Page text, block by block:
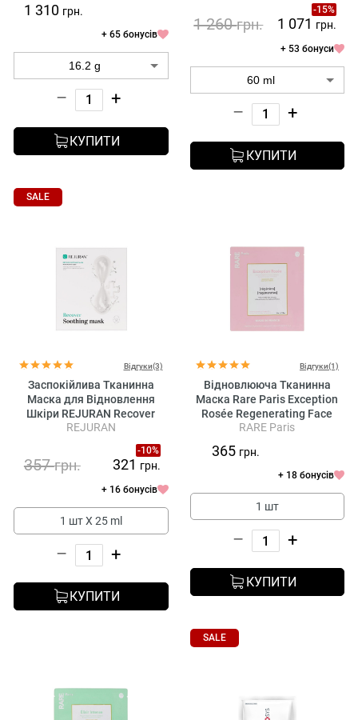
1 310 грн.
+ 65 бонусів
– +
КУПИТИ
-15%
1 260грн. 1 071 грн.
+ 53 бонуси
– +
КУПИТИ
SALE
Відгуки(3)
Заспокійлива Тканинна
Маска для Відновлення
Шкіри REJURAN Recover
Soothing Mask
REJURAN
-10%
357грн. 321 грн.
+ 16 бонусів
1 шт Х 25 ml
– +
КУПИТИ
Відгуки(1)
Відновлююча Тканинна
Маска Rare Paris Exception
Rosée Regenerating Face
Mask
RARE Paris
365 грн.
+ 18 бонусів
1 шт
– +
КУПИТИ
SALE